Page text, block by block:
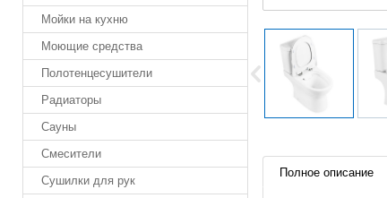
Мойки на кухню
Моющие средства
Полотенцесушители
Радиаторы
Сауны
Смесители
Сушилки для рук
Полное описание